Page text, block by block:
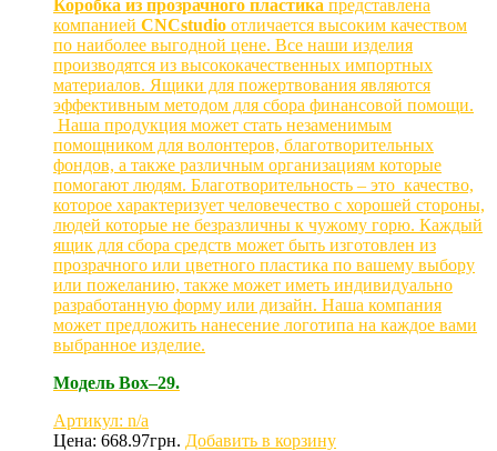
Коробка из прозрачного пластика представлена
компанией CNCstudio отличается высоким качеством
по наиболее выгодной цене. Все наши изделия
производятся из высококачественных импортных
материалов. Ящики для пожертвования являются
эффективным методом для сбора финансовой помощи.
Наша продукция может стать незаменимым
помощником для волонтеров, благотворительных
фондов, а также различным организациям которые
помогают людям. Благотворительность – это качество,
которое характеризует человечество с хорошей стороны,
людей которые не безразличны к чужому горю. Каждый
ящик для сбора средств может быть изготовлен из
прозрачного или цветного пластика по вашему выбору
или пожеланию, также может иметь индивидуально
разработанную форму или дизайн. Наша компания
может предложить нанесение логотипа на каждое вами
выбранное изделие.
Модель Box–29.
Артикул: n/a
Цена: 668.97грн. Добавить в корзину